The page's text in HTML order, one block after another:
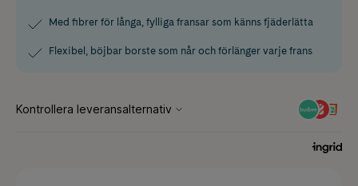
Med fibrer för långa, fylliga fransar som känns fjäderlätta
Flexibel, böjbar borste som når och förlänger varje frans